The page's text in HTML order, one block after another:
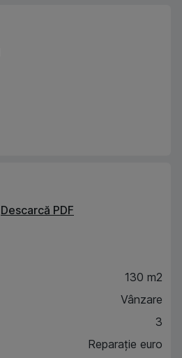
Descarcă PDF
130 m2
Vânzare
3
Reparație euro